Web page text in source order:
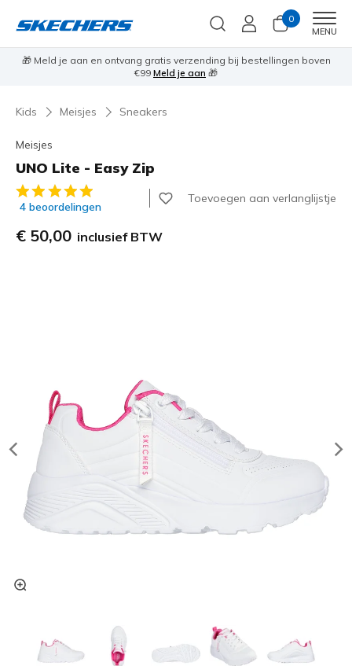
0
MENU
boven Profiteer van 20% korting metStudent Beans
Kids Meisjes Sneakers
Meisjes
UNO Lite - Easy Zip
3,6 van de 5 klantbeoordelingen
4 beoordelingen
Toevoegen aan verlanglijstje
€ 50,00 inclusief BTW